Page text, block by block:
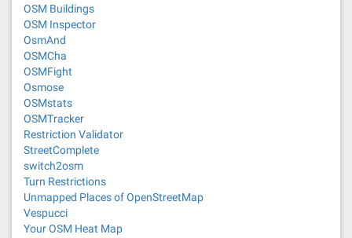
OSM Buildings
OSM Inspector
OsmAnd
OSMCha
OSMFight
Osmose
OSMstats
OSMTracker
Restriction Validator
StreetComplete
switch2osm
Turn Restrictions
Unmapped Places of OpenStreetMap
Vespucci
Your OSM Heat Map